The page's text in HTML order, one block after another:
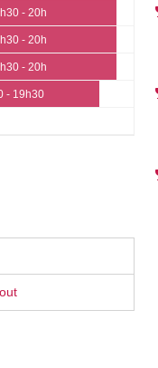
- 20h
- 20h
- 20h
- 19h30